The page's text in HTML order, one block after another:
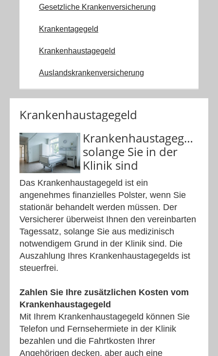
Gesetzliche Krankenversicherung
Krankentagegeld
Krankenhaustagegeld
Auslandskrankenversicherung
Krankenhaustagegeld
Krankenhaustagegeld,
solange Sie in der
Klinik sind
Das Krankenhaustagegeld ist ein
angenehmes finanzielles Polster, wenn Sie
stationär behandelt werden müssen. Der
Versicherer überweist Ihnen den vereinbarten
Tagessatz, solange Sie aus medizinisch
notwendigem Grund in der Klinik sind. Die
Auszahlung Ihres Krankenhaustagegelds ist
steuerfrei.
Zahlen Sie Ihre zusätzlichen Kosten vom
Krankenhaustagegeld
Mit Ihrem Krankenhaustagegeld können Sie
Telefon und Fernsehermiete in der Klinik
bezahlen und die Fahrtkosten Ihrer
Angehörigen decken, aber auch eine